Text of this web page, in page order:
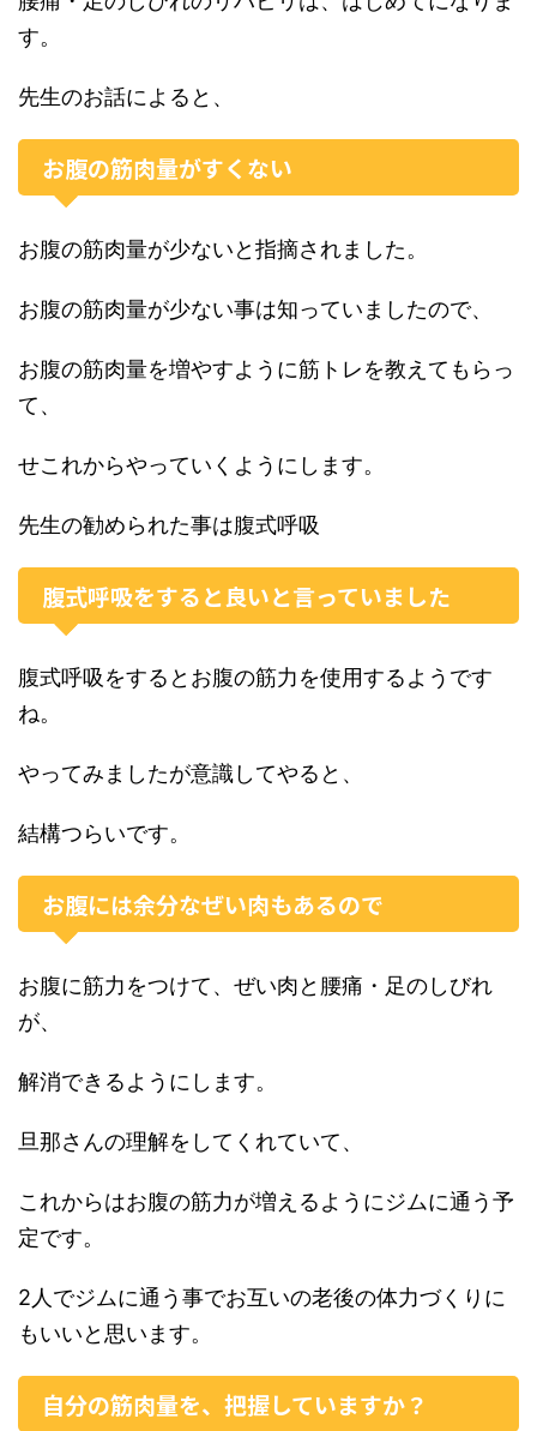
す。
先生のお話によると、
お腹の筋肉量がすくない
お腹の筋肉量が少ないと指摘されました。
お腹の筋肉量が少ない事は知っていましたので、
お腹の筋肉量を増やすように筋トレを教えてもらっ
て、
せこれからやっていくようにします。
先生の勧められた事は腹式呼吸
腹式呼吸をすると良いと言っていました
腹式呼吸をするとお腹の筋力を使用するようです
ね。
やってみましたが意識してやると、
結構つらいです。
お腹には余分なぜい肉もあるので
お腹に筋力をつけて、ぜい肉と腰痛・足のしびれ
が、
解消できるようにします。
旦那さんの理解をしてくれていて、
これからはお腹の筋力が増えるようにジムに通う予
定です。
2人でジムに通う事でお互いの老後の体力づくりに
もいいと思います。
自分の筋肉量を、把握していますか？